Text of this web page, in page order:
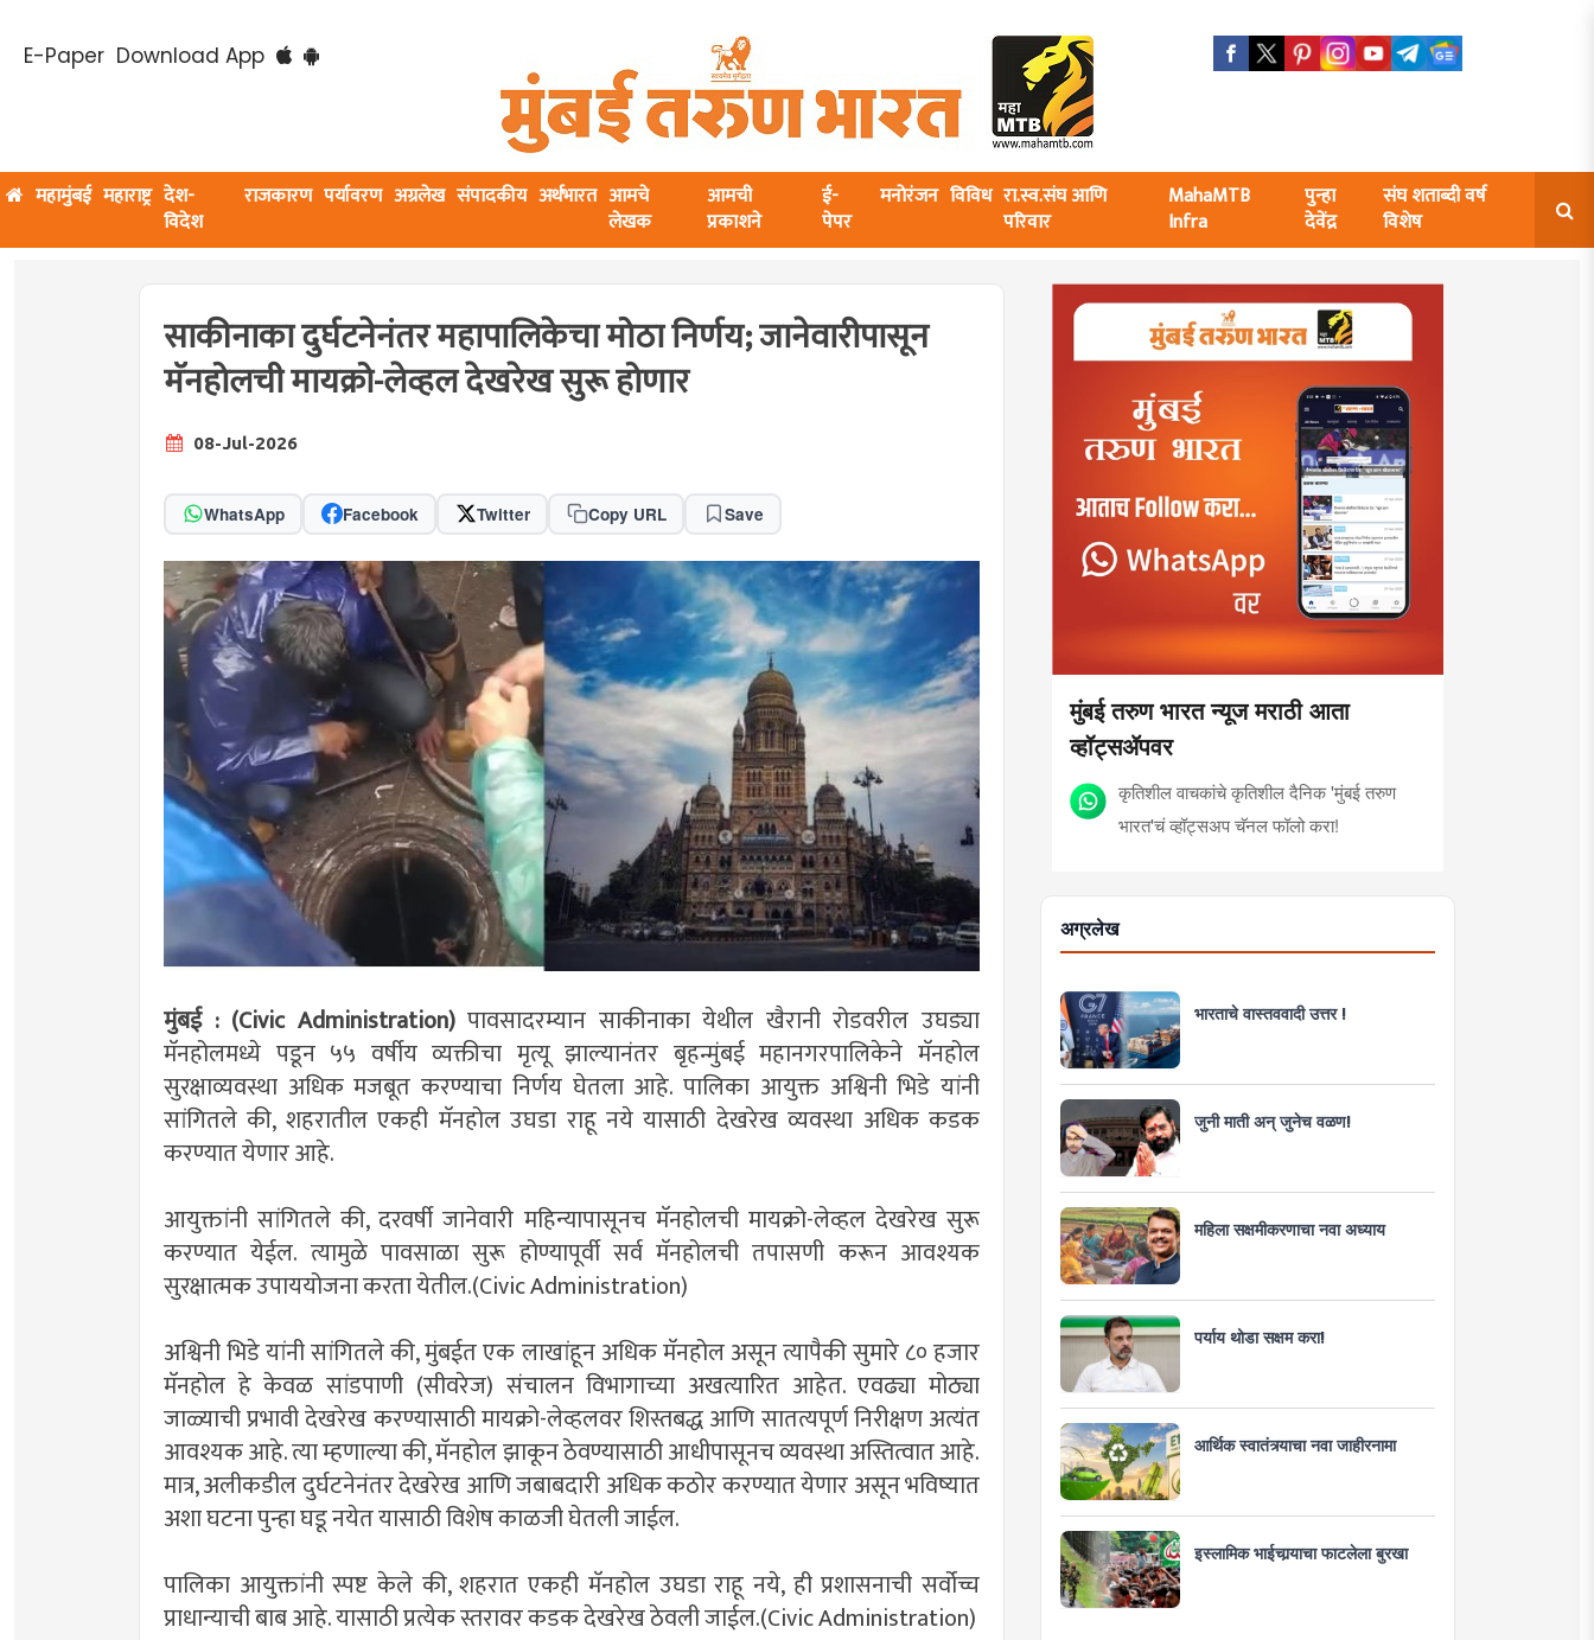
E-Paper Download App
महामुंबई महाराष्ट्र देश-
विदेश
राजकारण पर्यावरण अग्रलेख संपादकीय अर्थभारत आमचे
लेखक
आमची
प्रकाशने
ई-
पेपर
मनोरंजन विविध रा.स्व.संघ आणि
परिवार
MahaMTB
Infra
पुन्हा
देवेंद्र
संघ शताब्दी वर्ष
विशेष
साकीनाका दुर्घटनेनंतर महापालिकेचा मोठा निर्णय; जानेवारीपासून
मॅनहोलची मायक्रो-लेव्हल देखरेख सुरू होणार
08-Jul-2026
WhatsApp Facebook Twitter Copy URL Save
मुंबई : (Civic Administration)पावसादरम्यान साकीनाका येथील खैरानी रोडवरील उघड्या
मॅनहोलमध्ये पडून ५५ वर्षीय व्यक्तीचा मृत्यू झाल्यानंतर बृहन्मुंबई महानगरपालिकेने मॅनहोल
सुरक्षाव्यवस्था अधिक मजबूत करण्याचा निर्णय घेतला आहे. पालिका आयुक्त अश्विनी भिडे यांनी
सांगितले की, शहरातील एकही मॅनहोल उघडा राहू नये यासाठी देखरेख व्यवस्था अधिक कडक
करण्यात येणार आहे.
आयुक्तांनी सांगितले की, दरवर्षी जानेवारी महिन्यापासूनच मॅनहोलची मायक्रो-लेव्हल देखरेख सुरू
करण्यात येईल. त्यामुळे पावसाळा सुरू होण्यापूर्वी सर्व मॅनहोलची तपासणी करून आवश्यक
सुरक्षात्मक उपाययोजना करता येतील.(Civic Administration)
अश्विनी भिडे यांनी सांगितले की, मुंबईत एक लाखांहून अधिक मॅनहोल असून त्यापैकी सुमारे ८० हजार
मॅनहोल हे केवळ सांडपाणी (सीवरेज) संचालन विभागाच्या अखत्यारित आहेत. एवढ्या मोठ्या
जाळ्याची प्रभावी देखरेख करण्यासाठी मायक्रो-लेव्हलवर शिस्तबद्ध आणि सातत्यपूर्ण निरीक्षण अत्यंत
आवश्यक आहे. त्या म्हणाल्या की, मॅनहोल झाकून ठेवण्यासाठी आधीपासूनच व्यवस्था अस्तित्वात आहे.
मात्र, अलीकडील दुर्घटनेनंतर देखरेख आणि जबाबदारी अधिक कठोर करण्यात येणार असून भविष्यात
अशा घटना पुन्हा घडू नयेत यासाठी विशेष काळजी घेतली जाईल.
पालिका आयुक्तांनी स्पष्ट केले की, शहरात एकही मॅनहोल उघडा राहू नये, ही प्रशासनाची सर्वोच्च
प्राधान्याची बाब आहे. यासाठी प्रत्येक स्तरावर कडक देखरेख ठेवली जाईल.(Civic Administration)
मुंबई तरुण भारत न्यूज मराठी आता
व्हॉट्सॲपवर
कृतिशील वाचकांचे कृतिशील दैनिक 'मुंबई तरुण
भारत'चं व्हॉट्सअप चॅनल फॉलो करा!
अग्रलेख
भारताचे वास्तववादी उत्तर !
जुनी माती अन् जुनेच वळण!
महिला सक्षमीकरणाचा नवा अध्याय
पर्याय थोडा सक्षम करा!
आर्थिक स्वातंत्र्याचा नवा जाहीरनामा
इस्लामिक भाईचार्‍याचा फाटलेला बुरखा